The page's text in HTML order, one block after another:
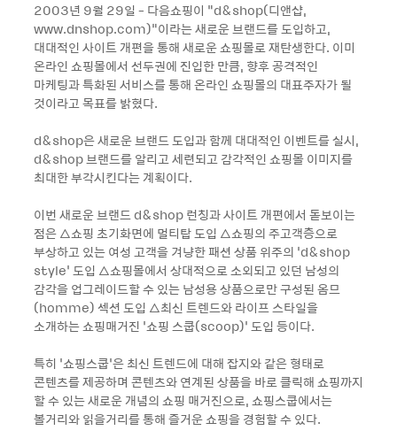
2003년 9월 29일 - 다음쇼핑이 “d&shop(디앤샵,
www.dnshop.com)”이라는 새로운 브랜드를 도입하고,
대대적인 사이트 개편을 통해 새로운 쇼핑몰로 재탄생한다. 이미
온라인 쇼핑몰에서 선두권에 진입한 만큼, 향후 공격적인
마케팅과 특화된 서비스를 통해 온라인 쇼핑몰의 대표주자가 될
것이라고 목표를 밝혔다.
d&shop은 새로운 브랜드 도입과 함께 대대적인 이벤트를 실시,
d&shop 브랜드를 알리고 세련되고 감각적인 쇼핑몰 이미지를
최대한 부각시킨다는 계획이다.
이번 새로운 브랜드 d&shop 런칭과 사이트 개편에서 돋보이는
점은 △쇼핑 초기화면에 멀티탑 도입 △쇼핑의 주고객층으로
부상하고 있는 여성 고객을 겨냥한 패션 상품 위주의 ‘d&shop
style’ 도입 △쇼핑몰에서 상대적으로 소외되고 있던 남성의
감각을 업그레이드할 수 있는 남성용 상품으로만 구성된 옴므
(homme) 섹션 도입 △최신 트렌드와 라이프 스타일을
소개하는 쇼핑매거진 ‘쇼핑 스쿱(scoop)’ 도입 등이다.
특히 ‘쇼핑스쿱’은 최신 트렌드에 대해 잡지와 같은 형태로
콘텐츠를 제공하며 콘텐츠와 연계된 상품을 바로 클릭해 쇼핑까지
할 수 있는 새로운 개념의 쇼핑 매거진으로, 쇼핑스쿱에서는
볼거리와 읽을거리를 통해 즐거운 쇼핑을 경험할 수 있다.